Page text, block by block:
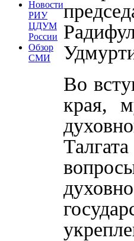
Новости
РИУ
ЦДУМ
России
Обзор
СМИ
Во
края,